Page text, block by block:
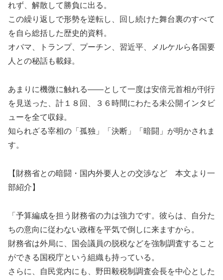
れず、解散して勝負に出る。
この繰り返しで形勢を逆転し、回し続けた舞台裏のすべて
を自ら総括した歴史的資料。
オバマ、トランプ、プーチン、習近平、メルケルら各国要
人との秘話も載録。
あまりに機微に触れる――として一度は安倍元首相が刊行
を見送った、計１８回、３６時間にわたる未公開インタビ
ューを全て収録。
知られざる宰相の「孤独」「決断」「暗闘」が明かされま
す。
【財務省との暗闘・国内外要人との交渉など 本文より一
部紹介】
「予算編成を担う財務省の力は強力です。彼らは、自分た
ちの意向に従わない政権を平気で倒しに来ますから。
財務省は外局に、国会議員の脱税などを強制調査すること
ができる国税庁という組織も持っている。
さらに、自民党内にも、野田毅税制調査会長を中心とした